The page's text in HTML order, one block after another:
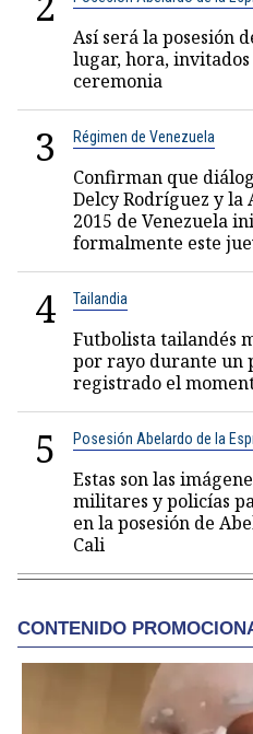
Así será la posesión
lugar, hora,
ceremonia
3 Régimen de Venezuela
Confirman que
Delcy Rodríguez y la
2015 de Venezuela
formalmente este
4 Tailandia
Futbolista tailandés
por rayo durante un
registrado el
5 Posesión Abelardo de la
Estas son las
militares y policías
en la posesión de
Cali